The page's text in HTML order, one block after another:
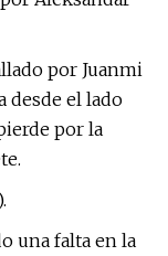
por Juanmi
desde el lado
por la
una falta en la